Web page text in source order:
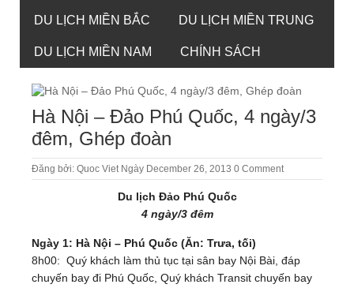
DU LỊCH MIỀN BẮC DU LỊCH MIỀN TRUNG
DU LỊCH MIỀN NAM CHÍNH SÁCH
Hà Nội – Đảo Phú Quốc, 4 ngày/3
đêm, Ghép đoàn
Đăng bởi: Quoc Viet Ngày December 26, 2013 0 Comment
Du lịch Đảo Phú Quốc
4 ngày/3 đêm
Ngày 1: Hà Nội – Phú Quốc (Ăn: Trưa, tối)
8h00: Quý khách làm thủ tục tại sân bay Nội Bài, đáp
chuyến bay đi Phú Quốc, Quý khách Transit chuyến bay